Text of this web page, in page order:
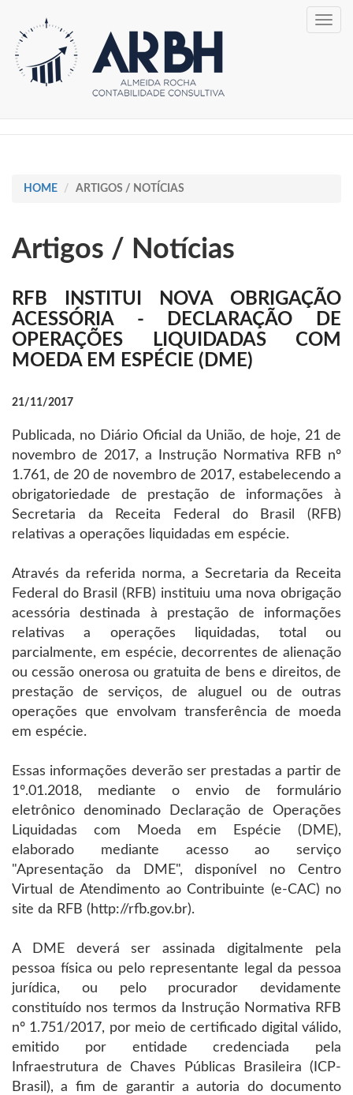
Toggle
HOME ARTIGOS / NOTÍCIAS
Artigos / Notícias
RFB INSTITUI NOVA OBRIGAÇÃO
ACESSÓRIA - DECLARAÇÃO DE
OPERAÇÕES LIQUIDADAS COM
MOEDA EM ESPÉCIE (DME)
21/11/2017
Publicada, no Diário Oficial da União, de hoje, 21 de
novembro de 2017, a Instrução Normativa RFB nº
1.761, de 20 de novembro de 2017, estabelecendo a
obrigatoriedade de prestação de informações à
Secretaria da Receita Federal do Brasil (RFB)
relativas a operações liquidadas em espécie.
Através da referida norma, a Secretaria da Receita
Federal do Brasil (RFB) instituiu uma nova obrigação
acessória destinada à prestação de informações
relativas a operações liquidadas, total ou
parcialmente, em espécie, decorrentes de alienação
ou cessão onerosa ou gratuita de bens e direitos, de
prestação de serviços, de aluguel ou de outras
operações que envolvam transferência de moeda
em espécie.
Essas informações deverão ser prestadas a partir de
1º.01.2018, mediante o envio de formulário
eletrônico denominado Declaração de Operações
Liquidadas com Moeda em Espécie (DME),
elaborado mediante acesso ao serviço
"Apresentação da DME", disponível no Centro
Virtual de Atendimento ao Contribuinte (e-CAC) no
site da RFB (http://rfb.gov.br).
A DME deverá ser assinada digitalmente pela
pessoa física ou pelo representante legal da pessoa
jurídica, ou pelo procurador devidamente
constituído nos termos da Instrução Normativa RFB
nº 1.751/2017, por meio de certificado digital válido,
emitido por entidade credenciada pela
Infraestrutura de Chaves Públicas Brasileira (ICP-
Brasil), a fim de garantir a autoria do documento